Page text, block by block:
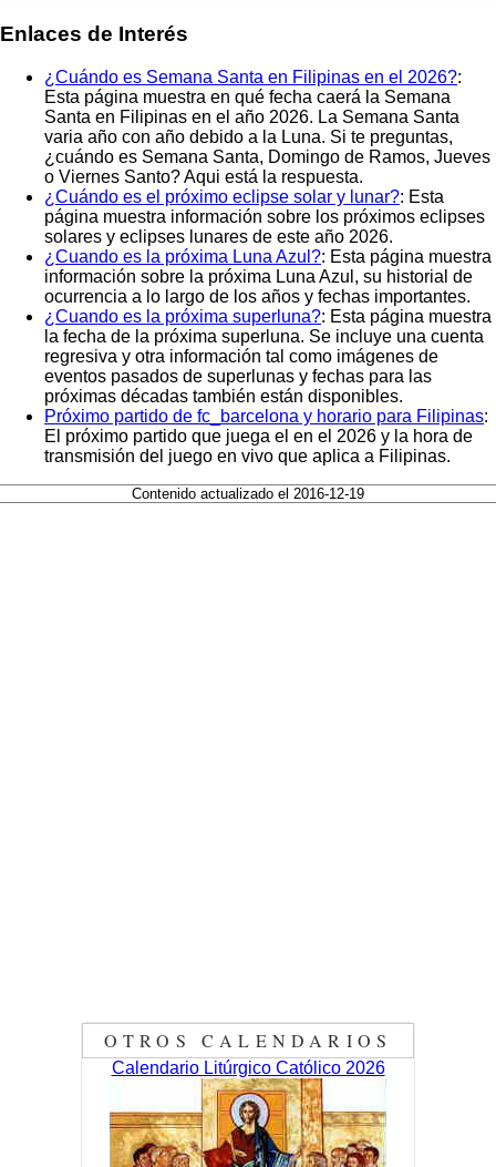
Enlaces de Interés
¿Cuándo es Semana Santa en Filipinas en el 2026?:
Esta página muestra en qué fecha caerá la Semana
Santa en Filipinas en el año 2026. La Semana Santa
varia año con año debido a la Luna. Si te preguntas,
¿cuándo es Semana Santa, Domingo de Ramos, Jueves
o Viernes Santo? Aqui está la respuesta.
¿Cuándo es el próximo eclipse solar y lunar?: Esta
página muestra información sobre los próximos eclipses
solares y eclipses lunares de este año 2026.
¿Cuando es la próxima Luna Azul?: Esta página muestra
información sobre la próxima Luna Azul, su historial de
ocurrencia a lo largo de los años y fechas importantes.
¿Cuando es la próxima superluna?: Esta página muestra
la fecha de la próxima superluna. Se incluye una cuenta
regresiva y otra información tal como imágenes de
eventos pasados de superlunas y fechas para las
próximas décadas también están disponibles.
Próximo partido de fc_barcelona y horario para Filipinas:
El próximo partido que juega el en el 2026 y la hora de
transmisión del juego en vivo que aplica a Filipinas.
Contenido actualizado el 2016-12-19
OTROS CALENDARIOS
Calendario Litúrgico Católico 2026